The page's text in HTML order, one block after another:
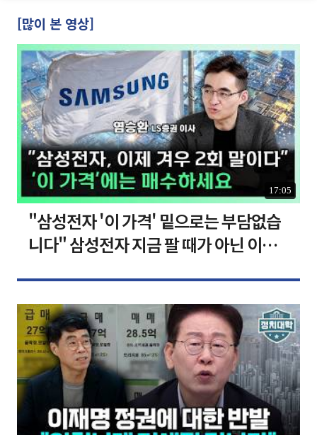
[많이 본 영상]
17:05
"삼성전자 '이 가격' 밑으로는 부담없습
니다" 삼성전자 지금 팔 때가 아닌 이유